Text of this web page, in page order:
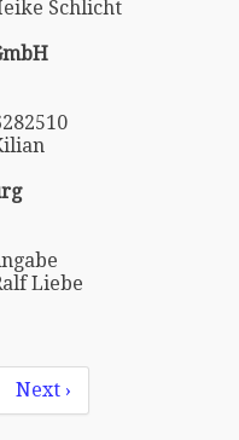
Schlicht
Liebe
Next ›